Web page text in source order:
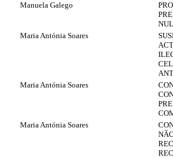
Manuela Galego
Maria Antónia Soares
Maria Antónia Soares
Maria Antónia Soares